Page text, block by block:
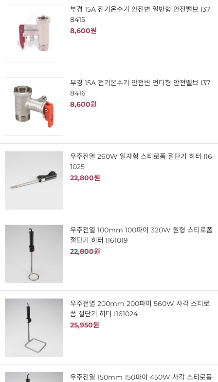
부경 15A 전기온수기 안전변 일반형 안전밸브 I37
8415
8,600원
부경 15A 전기온수기 안전변 언더형 안전밸브 I37
8416
8,600원
우주전열 260W 일자형 스티로폼 절단기 히터 I16
1025
22,800원
우주전열 100mm 100파이 320W 원형 스티로폼
절단기 히터 I161019
22,800원
우주전열 200mm 200파이 560W 사각 스티로
폼 절단기 히터 I161024
25,950원
우주전열 150mm 150파이 450W 사각 스티로폼